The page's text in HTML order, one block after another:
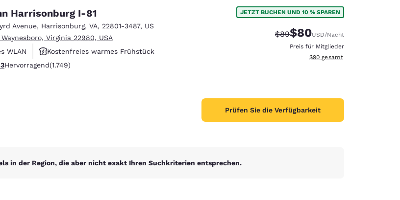
Harrisonburg I-81
Avenue, Harrisonburg, VA, 22801-3487, US
Virginia 22980, USA
WLAN
Kostenfreies warmes Frühstück
Hervorragend. 1749 Bewertungen
Hervorragend(1.749)
JETZT BUCHEN UND 10 % SPAREN
Durchgestrichener Preis:
$89Vergünstigter Preis:
$80USD/Nacht
Preis für Mitglieder
Geschätzte Gesamtdetails
$90 gesamt
Prüfen Sie die Verfügbarkeit
in der Region, die aber nicht exakt Ihren Suchkriterien entsprechen.